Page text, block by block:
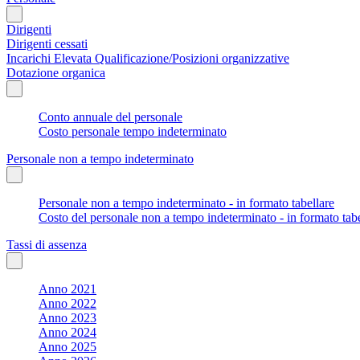
Dirigenti
Dirigenti cessati
Incarichi Elevata Qualificazione/Posizioni organizzative
Dotazione organica
Conto annuale del personale
Costo personale tempo indeterminato
Personale non a tempo indeterminato
Personale non a tempo indeterminato - in formato tabellare
Costo del personale non a tempo indeterminato - in formato
Tassi di assenza
Anno 2021
Anno 2022
Anno 2023
Anno 2024
Anno 2025